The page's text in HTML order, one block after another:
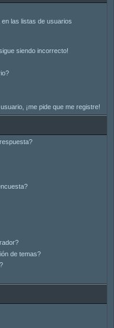
las listas de usuarios
siendo incorrecto!
¡me pide que me registre!
de temas?